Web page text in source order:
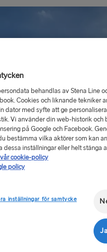
Liepaja
behandlas av Stena Line
Cookies och liknande tekniker
dator med syfte att ge
Vi använder din web-historik
på Google och Facebook.
bestämma vilka aktörer som kan
dessa inställningar eller helt stänga
vår cookie-policy
policy
inställningar för samtycke